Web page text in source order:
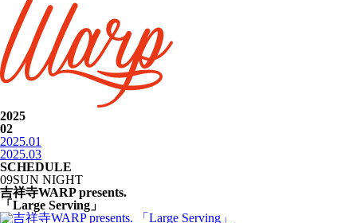
2025
02
2025.01
2025.03
SCHEDULE
09SUN NIGHT
吉祥寺WARP presents.
「Large Serving」